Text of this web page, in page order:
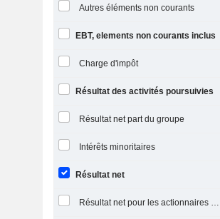
Autres éléments non courants
EBT, elements non courants inclus
Charge d'impôt
Résultat des activités poursuivies
Résultat net part du groupe
Intérêts minoritaires
Résultat net
Résultat net pour les actionnaires ordinaires, éléments exceptionnels inclus.